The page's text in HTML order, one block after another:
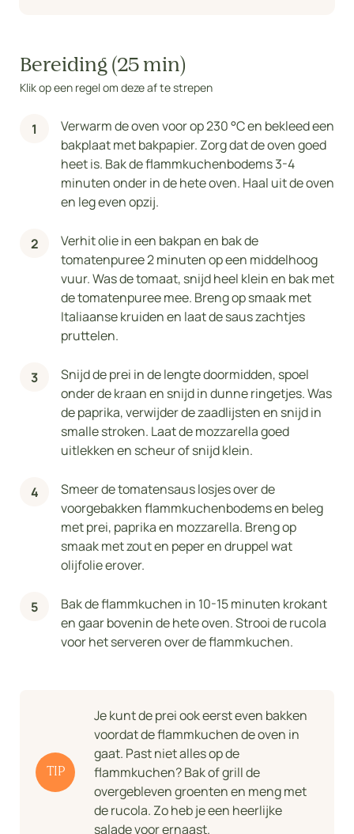
Bereiding (25 min)
Klik op een regel om deze af te strepen
Verwarm de oven voor op 230 °C en bekleed een
bakplaat met bakpapier. Zorg dat de oven goed
heet is. Bak de flammkuchenbodems 3-4
minuten onder in de hete oven. Haal uit de oven
en leg even opzij.
Verhit olie in een bakpan en bak de
tomatenpuree 2 minuten op een middelhoog
vuur. Was de tomaat, snijd heel klein en bak met
de tomatenpuree mee. Breng op smaak met
Italiaanse kruiden en laat de saus zachtjes
pruttelen.
Snijd de prei in de lengte doormidden, spoel
onder de kraan en snijd in dunne ringetjes. Was
de paprika, verwijder de zaadlijsten en snijd in
smalle stroken. Laat de mozzarella goed
uitlekken en scheur of snijd klein.
Smeer de tomatensaus losjes over de
voorgebakken flammkuchenbodems en beleg
met prei, paprika en mozzarella. Breng op
smaak met zout en peper en druppel wat
olijfolie erover.
Bak de flammkuchen in 10-15 minuten krokant
en gaar bovenin de hete oven. Strooi de rucola
voor het serveren over de flammkuchen.
TIP
Je kunt de prei ook eerst even bakken
voordat de flammkuchen de oven in
gaat. Past niet alles op de
flammkuchen? Bak of grill de
overgebleven groenten en meng met
de rucola. Zo heb je een heerlijke
salade voor ernaast.